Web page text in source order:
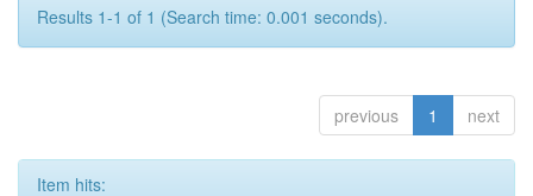
Results 1-1 of 1 (Search time: 0.001 seconds).
previous 1 next
Item hits: